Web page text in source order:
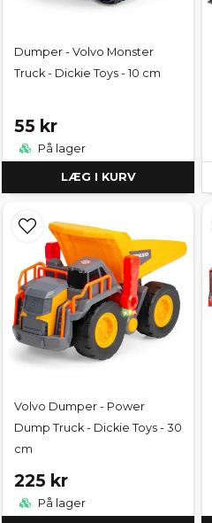
Dumper - Volvo Monster
Truck - Dickie Toys - 10 cm
55 kr
På lager
LÆG I KURV
Volvo Dumper - Power
Dump Truck - Dickie Toys - 30
cm
225 kr
På lager